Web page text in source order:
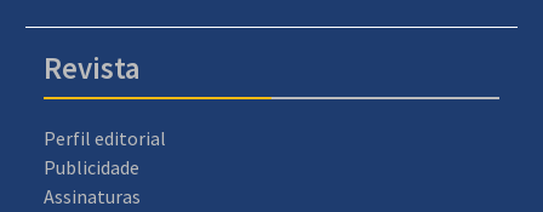
Revista
Perfil editorial
Publicidade
Assinaturas